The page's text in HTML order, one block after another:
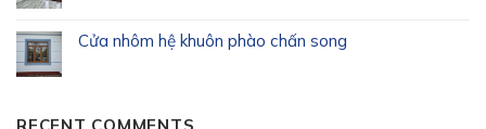
Cửa nhôm hệ khuôn phào chấn song